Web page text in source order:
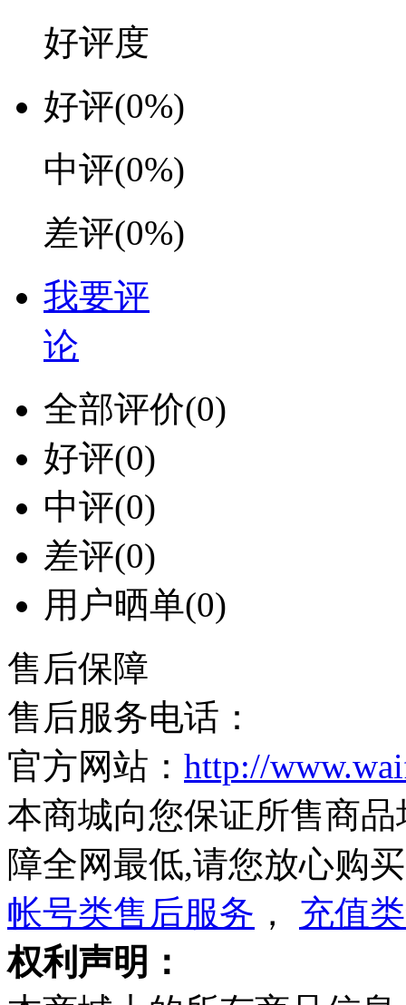
好评度
好评(0%)
中评(0%)
差评(0%)
我要评
论
全部评价(0)
好评(0)
中评(0)
差评(0)
用户晒单(0)
售后保障
售后服务电话：
官方网站： http://
本商城向您保证所售商
障全网最低,请您放心购
帐号类售后服务 ， 充值
权利声明：